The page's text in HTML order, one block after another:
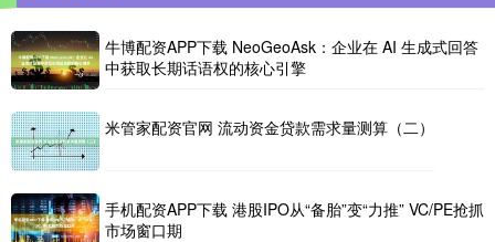
牛博配资APP下载 NeoGeoAsk：企业在 AI 生成式回答
中获取长期话语权的核心引擎
米管家配资官网 流动资金贷款需求量测算（二）
手机配资APP下载 港股IPO从“备胎”变“力推” VC/PE抢抓
市场窗口期